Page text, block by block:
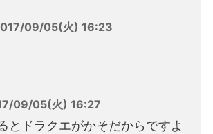
09/05(火) 16:23
09/05(火) 16:27
とドラクエがかそだからですよ